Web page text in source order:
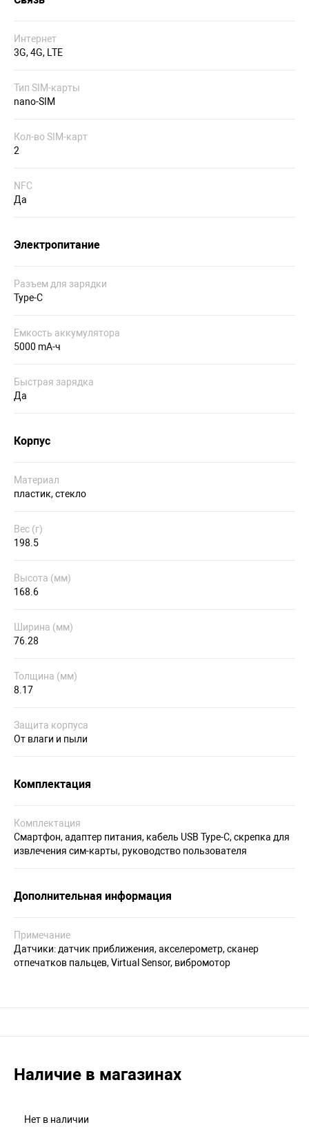
Интернет
3G, 4G, LTE
Тип SIM-карты
nano-SIM
Кол-во SIM-карт
2
NFC
Да
Электропитание
Разъем для зарядки
Type-C
Емкость аккумулятора
5000 mA-ч
Быстрая зарядка
Да
Корпус
Материал
пластик, стекло
Вес (г)
198.5
Высота (мм)
168.6
Ширина (мм)
76.28
Толщина (мм)
8.17
Защита корпуса
От влаги и пыли
Комплектация
Комплектация
Смартфон, адаптер питания, кабель USB Type-C, скрепка для
извлечения сим-карты, руководство пользователя
Дополнительная информация
Примечание
Датчики: датчик приближения, акселерометр, сканер
отпечатков пальцев, Virtual Sensor, вибромотор
Наличие в магазинах
Нет в наличии